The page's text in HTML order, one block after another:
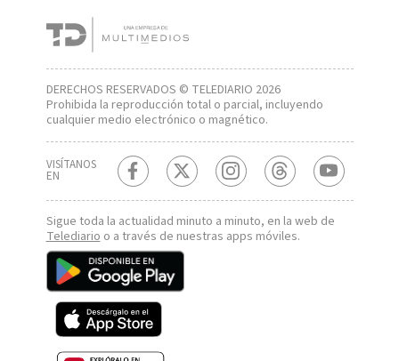
DERECHOS RESERVADOS © TELEDIARIO 2026
Prohibida la reproducción total o parcial, incluyendo
cualquier medio electrónico o magnético.
VISÍTANOS
EN
Sigue toda la actualidad minuto a minuto, en la web de
Telediario o a través de nuestras apps móviles.